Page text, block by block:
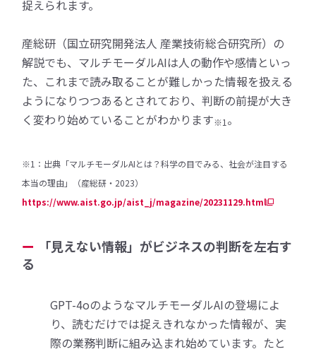
捉えられます。
産総研（国立研究開発法人 産業技術総合研究所）の
解説でも、マルチモーダルAIは人の動作や感情といっ
た、これまで読み取ることが難しかった情報を扱える
ようになりつつあるとされており、判断の前提が大き
く変わり始めていることがわかります※1 。
※1：出典「マルチモーダルAIとは？科学の目でみる、社会が注目する
本当の理由」（産総研・2023）
https://www.aist.go.jp/aist_j/magazine/20231129.html
「見えない情報」がビジネスの判断を左右す
る
GPT-4oのようなマルチモーダルAIの登場によ
り、読むだけでは捉えきれなかった情報が、実
際の業務判断に組み込まれ始めています。たと